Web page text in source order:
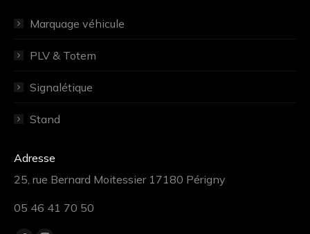
Marquage véhicule
PLV & Totem
Signalétique
Stand
Adresse
25, rue Bernard Moitessier 17180 Périgny
05 46 41 70 50